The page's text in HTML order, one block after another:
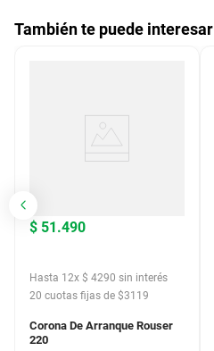
También te puede interesar
$ 51.490
Hasta 12x $ 4290 sin interés
20 cuotas fijas de $3119
Corona De Arranque Rouser
220